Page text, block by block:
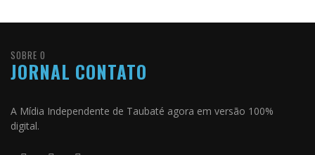
SOBRE O
JORNAL CONTATO
A Mídia Independente de Taubaté agora em versão 100%
digital.